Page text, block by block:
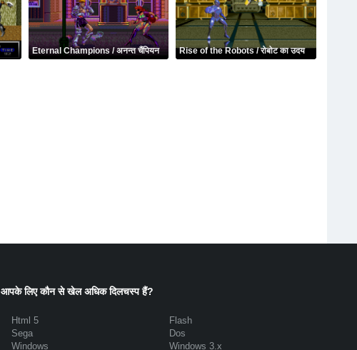
Eternal Champions / अनन्त चैंपियन Rise of the Robots / रोबोट का उदय
आपके लिए कौन से खेल अधिक दिलचस्प हैं?
Html 5
Flash
Sega
Dos
Windows
Windows 3.x